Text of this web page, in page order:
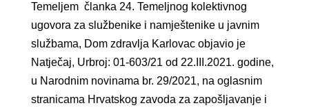
Temeljem članka 24. Temeljnog kolektivnog
ugovora za službenike i namještenike u javnim
službama, Dom zdravlja Karlovac objavio je
Natječaj, Urbroj: 01-603/21 od 22.III.2021. godine,
u Narodnim novinama br. 29/2021, na oglasnim
stranicama Hrvatskog zavoda za zapošljavanje i